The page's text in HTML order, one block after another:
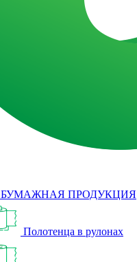
БУМАЖНАЯ ПРОДУКЦИЯ
Полотенца в рулонах